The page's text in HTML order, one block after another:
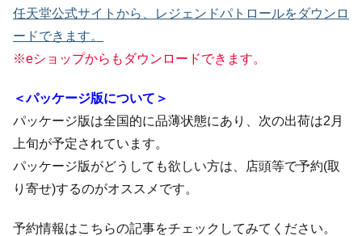
任天堂公式サイトから、レジェンドパトロールをダウンロ
ードできます。
※eショップからもダウンロードできます。
＜パッケージ版について＞
パッケージ版は全国的に品薄状態にあり、次の出荷は2月
上旬が予定されています。
パッケージ版がどうしても欲しい方は、店頭等で予約(取
り寄せ)するのがオススメです。
予約情報はこちらの記事をチェックしてみてください。